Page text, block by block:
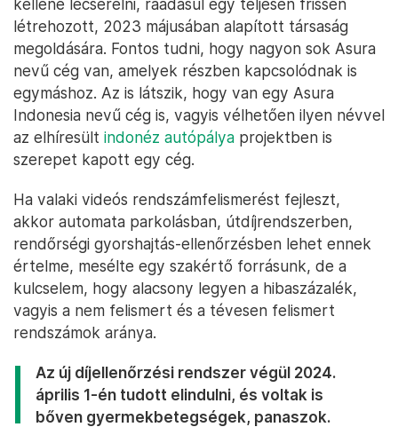
Asura Toll Services, amit éppen most neveztek át,
idén februárban vette fel a már említettATS AI
Servicesnevet.
2023-ban a díjellenőrzési rendszert beszállító cég
fölé fővállalkozónak megérkezett az Asura Toll
Services Zrt., ennek eredményeként megkezdték a
mindössze néhány éves díjellenőrzési eszközpark
cseréjét. Házon belül megütközést keltett, hogy az
alapvetően jól működő régi rendszereket miért
kellene lecserélni, ráadásul egy teljesen frissen
létrehozott, 2023 májusában alapított társaság
megoldására. Fontos tudni, hogy nagyon sok Asura
nevű cég van, amelyek részben kapcsolódnak is
egymáshoz. Az is látszik, hogy van egy Asura
Indonesia nevű cég is, vagyis vélhetően ilyen névvel
az elhíresültindonéz autópályaprojektben is
szerepet kapott egy cég.